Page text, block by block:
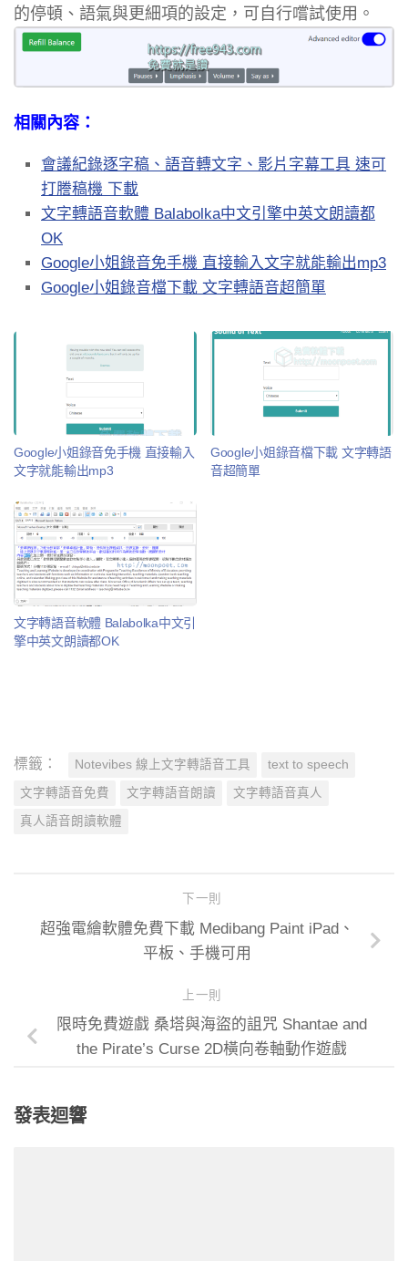
的停頓、語氣與更細項的設定，可自行嚐試使用。
相關內容：
會議紀錄逐字稿、語音轉文字、影片字幕工具 速可
打謄稿機 下載
文字轉語音軟體 Balabolka中文引擎中英文朗讀都
OK
Google小姐錄音免手機 直接輸入文字就能輸出mp3
Google小姐錄音檔下載 文字轉語音超簡單
Google小姐錄音免手機 直接輸入
文字就能輸出mp3
Google小姐錄音檔下載 文字轉語
音超簡單
文字轉語音軟體 Balabolka中文引
擎中英文朗讀都OK
標籤： Notevibes 線上文字轉語音工具 text to speech
文字轉語音免費 文字轉語音朗讀 文字轉語音真人
真人語音朗讀軟體
下一則
超強電繪軟體免費下載 Medibang Paint iPad、
平板、手機可用
上一則
限時免費遊戲 桑塔與海盜的詛咒 Shantae and
the Pirate’s Curse 2D橫向卷軸動作遊戲
發表迴響